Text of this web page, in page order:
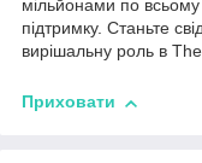
мільйонами по всьому
підтримку. Станьте
вирішальну роль в
Приховати